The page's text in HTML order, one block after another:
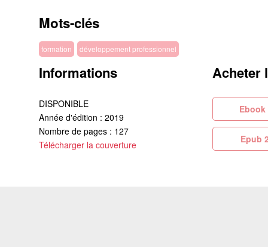
Mots-clés
formation développement professionnel
Informations
DISPONIBLE
Année d'édition : 2019
Nombre de pages : 127
Télécharger la couverture
Acheter